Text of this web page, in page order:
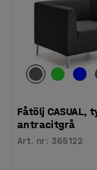
Fåtölj CASUAL,
antracitgrå
Art. nr: 365122